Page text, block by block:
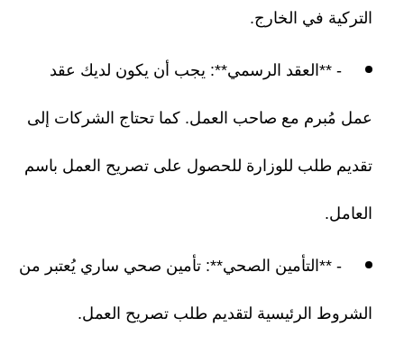
التركية في الخارج.
- **العقد الرسمي**: يجب أن يكون لديك عقد
عمل مُبرم مع صاحب العمل. كما تحتاج الشركات إلى
تقديم طلب للوزارة للحصول على تصريح العمل باسم
العامل.
- **التأمين الصحي**: تأمين صحي ساري يُعتبر من
الشروط الرئيسية لتقديم طلب تصريح العمل.